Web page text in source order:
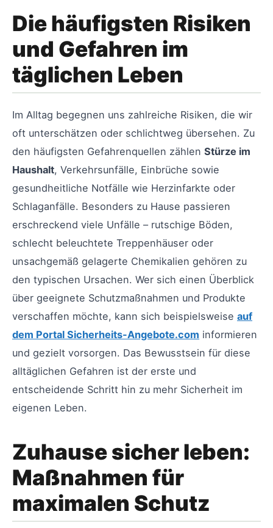
Die häufigsten Risiken
und Gefahren im
täglichen Leben
Im Alltag begegnen uns zahlreiche Risiken, die wir
oft unterschätzen oder schlichtweg übersehen. Zu
den häufigsten Gefahrenquellen zählen Stürze im
Haushalt, Verkehrsunfälle, Einbrüche sowie
gesundheitliche Notfälle wie Herzinfarkte oder
Schlaganfälle. Besonders zu Hause passieren
erschreckend viele Unfälle – rutschige Böden,
schlecht beleuchtete Treppenhäuser oder
unsachgemäß gelagerte Chemikalien gehören zu
den typischen Ursachen. Wer sich einen Überblick
über geeignete Schutzmaßnahmen und Produkte
verschaffen möchte, kann sich beispielsweise auf
dem Portal Sicherheits-Angebote.com informieren
und gezielt vorsorgen. Das Bewusstsein für diese
alltäglichen Gefahren ist der erste und
entscheidende Schritt hin zu mehr Sicherheit im
eigenen Leben.
Zuhause sicher leben:
Maßnahmen für
maximalen Schutz